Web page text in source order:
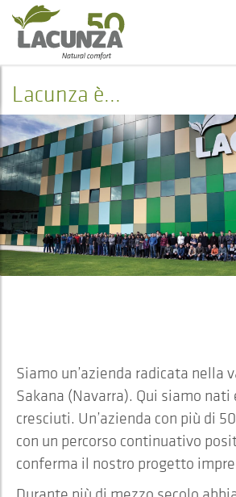
Lacunza è...
Siamo un’azienda radicata nella
Sakana (Navarra). Qui siamo nati
cresciuti. Un’azienda con più di
con un percorso continuativo
conferma il nostro progetto